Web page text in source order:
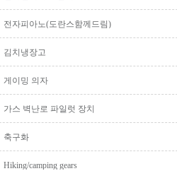
전자피아노(도란스함께드림)
김치냉장고
게이밍 의자
가스 벽난로 파일럿 장치
축구화
Hiking/camping gears